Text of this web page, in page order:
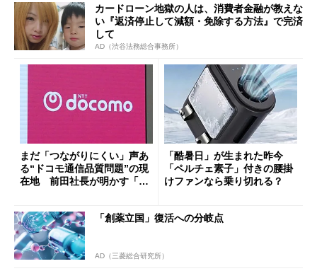
カードローン地獄の人は、消費者金融が教えな
い『返済停止して減額・免除する方法』で完済
して
AD（渋谷法務総合事務所）
まだ「つながりにくい」声あ
る“ドコモ通信品質問題”の現
在地 前田社長が明かす「道
「酷暑日」が生まれた昨今
「ペルチェ素子」付きの腰掛
けファンなら乗り切れる？
「創薬立国」復活への分岐点
AD（三菱総合研究所）